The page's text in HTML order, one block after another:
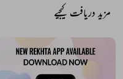
مزید دریافت کیجیے